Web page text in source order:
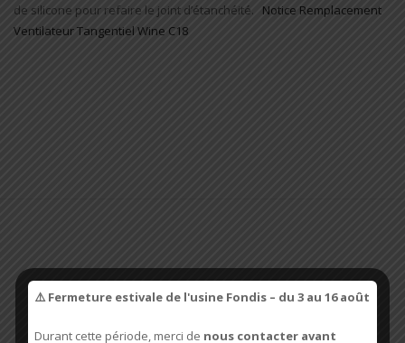
de silicone pour refaire le joint d’étanchéité. Notice Remplacement
Ventilateur Tangentiel Wine C18
PRODUITS SIMILAIRES
⚠️ Fermeture estivale de l'usine Fondis – du 3 au 16 août
Durant cette période, merci de nous contacter avant